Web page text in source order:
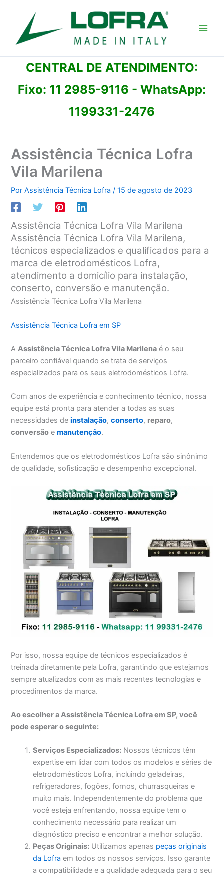
conteúdo
CENTRAL DE ATENDIMENTO:
Fixo: 11 2985-9116 - WhatsApp:
1199331-2476
Assistência Técnica Lofra
Vila Marilena
PorAssistência Técnica Lofra/15 de agosto de 2023
Assistência Técnica Lofra Vila Marilena
Assistência Técnica Lofra Vila Marilena,
técnicos especializados e qualificados para a
marca de eletrodomésticos Lofra,
atendimento a domicílio para instalação,
conserto, conversão e manutenção.
Assistência Técnica Lofra Vila Marilena
Assistência Técnica Lofra em SP
AAssistência Técnica Lofra Vila Marilena é o seu
parceiro confiável quando se trata de serviços
especializados para os seus eletrodomésticos Lofra.
Com anos de experiência e conhecimento técnico, nossa
equipe está pronta para atender a todas as suas
necessidades deinstalação,conserto, reparo,
conversão emanutenção.
Entendemos que os eletrodomésticos Lofra são sinônimo
de qualidade, sofisticação e desempenho excepcional.
Por isso, nossa equipe de técnicos especializados é
treinada diretamente pela Lofra, garantindo que estejamos
sempre atualizados com as mais recentes tecnologias e
procedimentos da marca.
Ao escolher a Assistência Técnica Lofra em SP, você
pode esperar o seguinte:
Serviços Especializados: Nossos técnicos têm
expertise em lidar com todos os modelos e séries de
eletrodomésticos Lofra, incluindo geladeiras,
refrigeradores, fogões, fornos, churrasqueiras e
muito mais. Independentemente do problema que
você esteja enfrentando, nossa equipe tem o
conhecimento necessário para realizar um
diagnóstico preciso e encontrar a melhor solução.
Peças Originais: Utilizamos apenas peças originais
da Lofra em todos os nossos serviços. Isso garante
a compatibilidade e a qualidade adequada para o seu